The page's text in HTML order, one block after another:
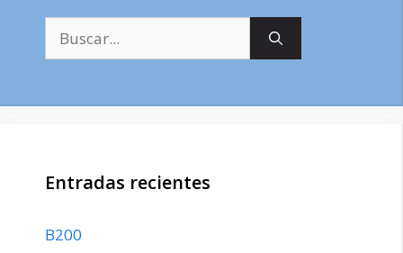
Entradas recientes
B200